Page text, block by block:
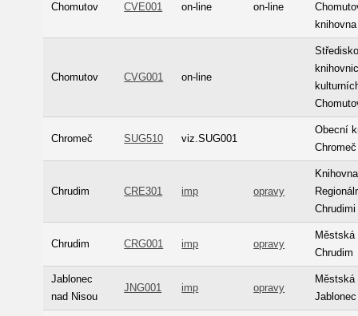
Chomutov CVE001 on-line on-line
Chomutov CVG001 on-line
Chromeč SUG510 viz.SUG001
Obecní
Chromeč
Chrudim CRE301 imp opravy
Knihovna
Chrudimi
Chrudim CRG001 imp opravy
Městská
Chrudim
Jablonec
nad Nisou
JNG001 imp opravy
Městská